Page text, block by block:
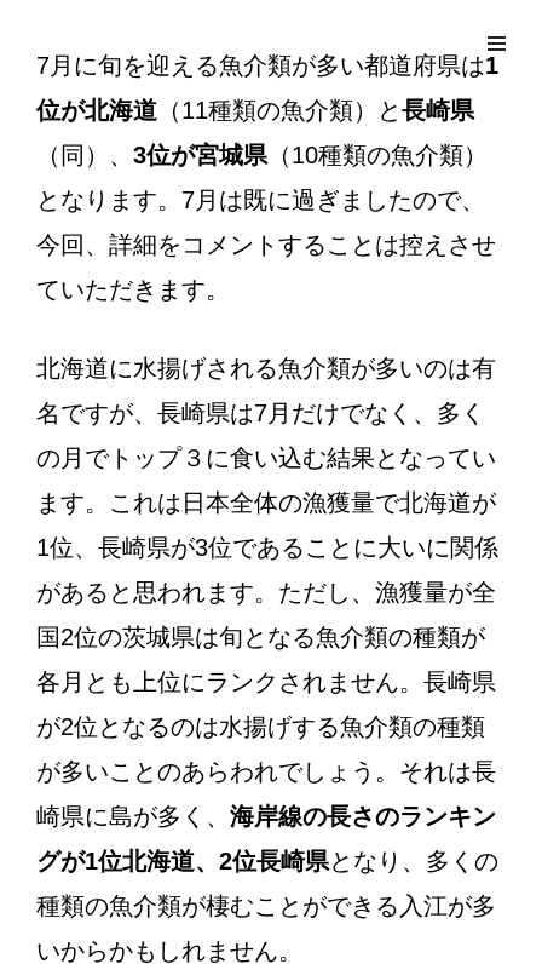
EDO KAGURA
Authentic Traditional Cultural Experiences
Overlay
7月に旬を迎える魚介類が多い都道府県は1
位が北海道 （11種類の魚介類）と長崎県
（同）、 3位が宮城県 （10種類の魚介類）
となります。7月は既に過ぎましたので、
今回、詳細をコメントすることは控えさせ
ていただきます。
北海道に水揚げされる魚介類が多いのは有
名ですが、長崎県は7月だけでなく、多く
の月でトップ３に食い込む結果となってい
ます。これは日本全体の漁獲量で北海道が
1位、長崎県が3位であることに大いに関係
があると思われます。ただし、漁獲量が全
国2位の茨城県は旬となる魚介類の種類が
各月とも上位にランクされません。長崎県
が2位となるのは水揚げする魚介類の種類
が多いことのあらわれでしょう。それは長
崎県に島が多く、 海岸線の長さのランキン
グが1位北海道、2位長崎県となり、多くの
種類の魚介類が棲むことができる入江が多
いからかもしれません。